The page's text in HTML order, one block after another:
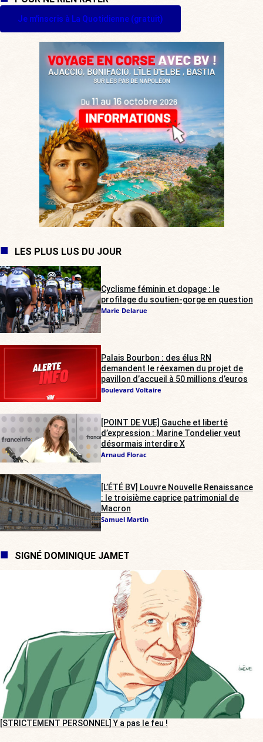
Je m'inscris à La Quotidienne (gratuit)
LES PLUS LUS DU JOUR
Cyclisme féminin et dopage : le
profilage du soutien-gorge en question
Marie Delarue
Palais Bourbon : des élus RN
demandent le réexamen du projet de
pavillon d’accueil à 50 millions d’euros
Boulevard Voltaire
[POINT DE VUE] Gauche et liberté
d’expression : Marine Tondelier veut
désormais interdire X
Arnaud Florac
[L’ÉTÉ BV] Louvre Nouvelle Renaissance
: le troisième caprice patrimonial de
Macron
Samuel Martin
SIGNÉ DOMINIQUE JAMET
[STRICTEMENT PERSONNEL] Y a pas le feu !